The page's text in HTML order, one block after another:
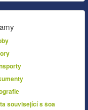
související s šoa